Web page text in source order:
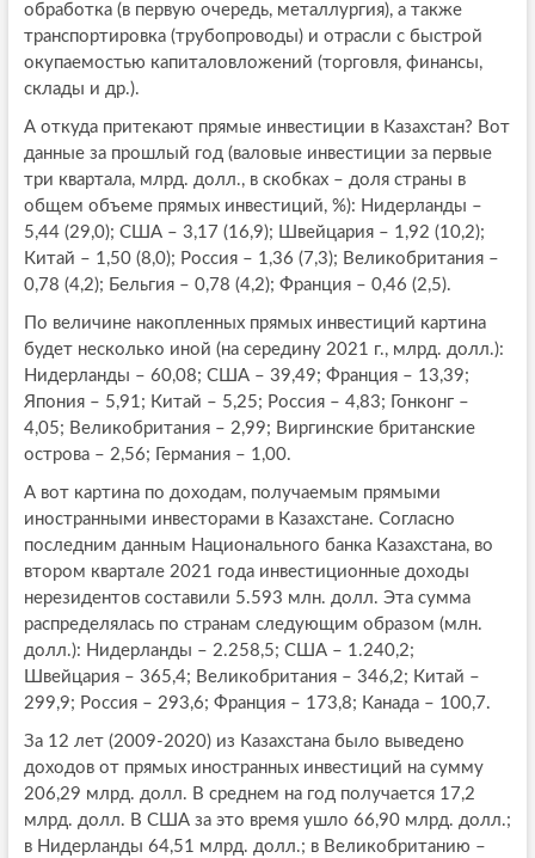
обработка (в первую очередь, металлургия), а также
транспортировка (трубопроводы) и отрасли с быстрой
окупаемостью капиталовложений (торговля, финансы,
склады и др.).
А откуда притекают прямые инвестиции в Казахстан? Вот
данные за прошлый год (валовые инвестиции за первые
три квартала, млрд. долл., в скобках – доля страны в
общем объеме прямых инвестиций, %): Нидерланды –
5,44 (29,0); США – 3,17 (16,9); Швейцария – 1,92 (10,2);
Китай – 1,50 (8,0); Россия – 1,36 (7,3); Великобритания –
0,78 (4,2); Бельгия – 0,78 (4,2); Франция – 0,46 (2,5).
По величине накопленных прямых инвестиций картина
будет несколько иной (на середину 2021 г., млрд. долл.):
Нидерланды – 60,08; США – 39,49; Франция – 13,39;
Япония – 5,91; Китай – 5,25; Россия – 4,83; Гонконг –
4,05; Великобритания – 2,99; Виргинские британские
острова – 2,56; Германия – 1,00.
А вот картина по доходам, получаемым прямыми
иностранными инвесторами в Казахстане. Согласно
последним данным Национального банка Казахстана, во
втором квартале 2021 года инвестиционные доходы
нерезидентов составили 5.593 млн. долл. Эта сумма
распределялась по странам следующим образом (млн.
долл.): Нидерланды – 2.258,5; США – 1.240,2;
Швейцария – 365,4; Великобритания – 346,2; Китай –
299,9; Россия – 293,6; Франция – 173,8; Канада – 100,7.
За 12 лет (2009-2020) из Казахстана было выведено
доходов от прямых иностранных инвестиций на сумму
206,29 млрд. долл. В среднем на год получается 17,2
млрд. долл. В США за это время ушло 66,90 млрд. долл.;
в Нидерланды 64,51 млрд. долл.; в Великобританию –